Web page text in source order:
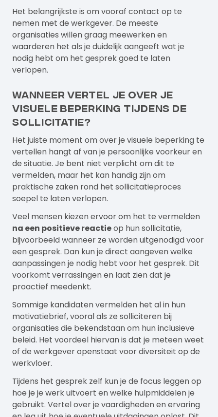
Het belangrijkste is om vooraf contact op te
nemen met de werkgever. De meeste
organisaties willen graag meewerken en
waarderen het als je duidelijk aangeeft wat je
nodig hebt om het gesprek goed te laten
verlopen.
Wanneer vertel je over je
visuele beperking tijdens de
sollicitatie?
Het juiste moment om over je visuele beperking te
vertellen hangt af van je persoonlijke voorkeur en
de situatie. Je bent niet verplicht om dit te
vermelden, maar het kan handig zijn om
praktische zaken rond het sollicitatieproces
soepel te laten verlopen.
Veel mensen kiezen ervoor om het te vermelden
na een positieve reactieop hun sollicitatie,
bijvoorbeeld wanneer ze worden uitgenodigd voor
een gesprek. Dan kun je direct aangeven welke
aanpassingen je nodig hebt voor het gesprek. Dit
voorkomt verrassingen en laat zien dat je
proactief meedenkt.
Sommige kandidaten vermelden het al in hun
motivatiebrief, vooral als ze solliciteren bij
organisaties die bekendstaan om hun inclusieve
beleid. Het voordeel hiervan is dat je meteen weet
of de werkgever openstaat voor diversiteit op de
werkvloer.
Tijdens het gesprek zelf kun je de focus leggen op
hoe je je werk uitvoert en welke hulpmiddelen je
gebruikt. Vertel over je vaardigheden en ervaring